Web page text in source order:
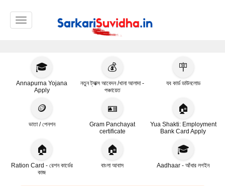
Toggle navigation
🎓
Annapurna Yojana
Apply
💰
নতুন ট্যাক্স আবেদন /খানা আলাদা -
পঞ্চায়েত
🪧
যব কার্ড ডাউনলোড
🪙
ভাতা / পেনশন
🪪
Gram Panchayat
certificate
🏠
Yua Shakti: Employment
Bank Card Apply
🏠
Ration Card - রেশন কার্ডের
কাজ
🏠
বাংলা আবাস
🎓
Aadhaar - আঁধার লগইন